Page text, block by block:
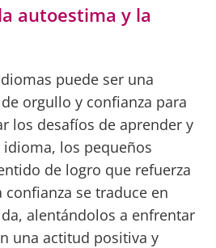
autoestima y la
puede ser una
orgullo y confianza para
los desafíos de aprender y
los pequeños
de logro que refuerza
confianza se traduce en
alentándolos a enfrentar
una actitud positiva y